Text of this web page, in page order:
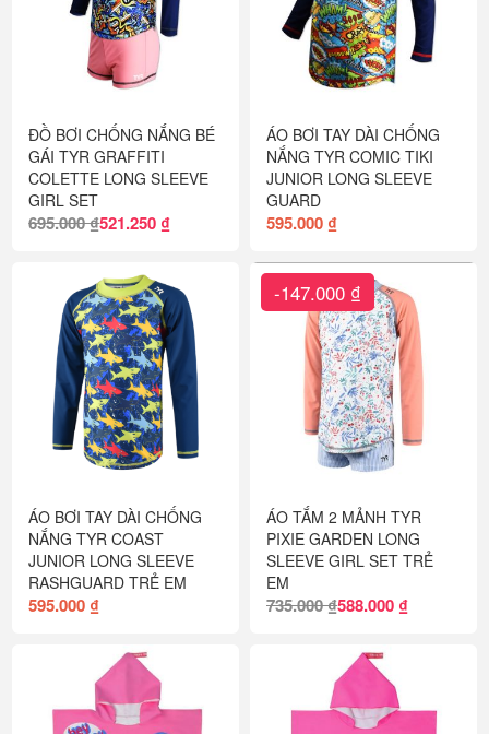
ĐỒ BƠI CHỐNG NẮNG BÉ
GÁI TYR GRAFFITI
COLETTE LONG SLEEVE
GIRL SET
695.000 ₫521.250 ₫
ÁO BƠI TAY DÀI CHỐNG
NẮNG TYR COMIC TIKI
JUNIOR LONG SLEEVE
GUARD
595.000 ₫
ÁO BƠI TAY DÀI CHỐNG
NẮNG TYR COAST
JUNIOR LONG SLEEVE
RASHGUARD TRẺ EM
595.000 ₫
-147.000 ₫
ÁO TẮM 2 MẢNH TYR
PIXIE GARDEN LONG
SLEEVE GIRL SET TRẺ
EM
735.000 ₫588.000 ₫